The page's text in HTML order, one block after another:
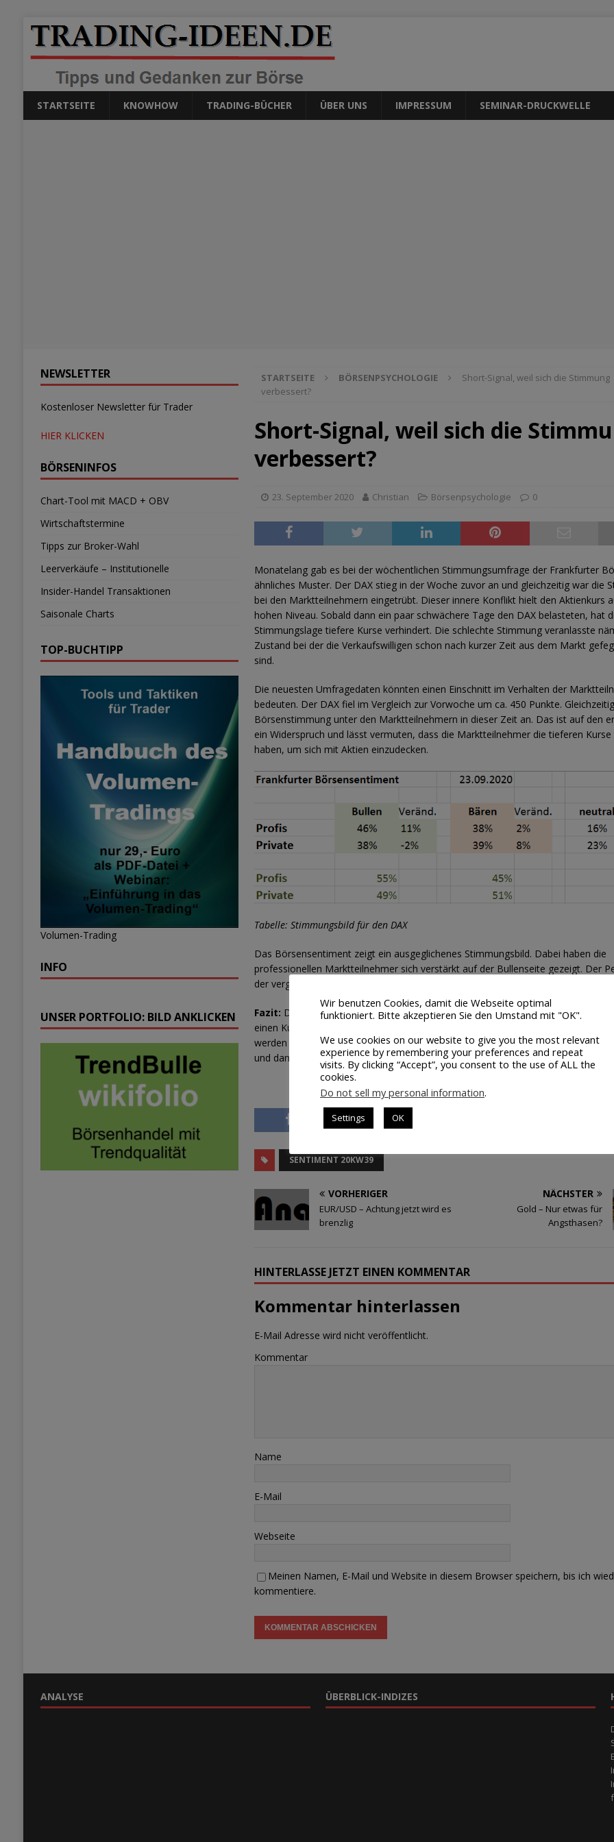
STARTSEITE KNOWHOW TRADING-BÜCHER ÜBER UNS IMPRESSUM SEMINAR-DRUCKWELLE
STARTSEITE BÖRSENPSYCHOLOGIE
Short-Signal, weil sich die Stimmung
verbessert?
Short-Signal, weil sich die
verbessert?
23. September 2020 Christian Börsenpsychologie 0
Monatelang gab es bei der wöchentlichen Stimmungsumfrage der Frankfurter
ähnliches Muster. Der DAX stieg in der Woche zuvor an und gleichzeitig war die
bei den Marktteilnehmern eingetrübt. Dieser innere Konflikt hielt den Aktienkurs
hohen Niveau. Sobald dann ein paar schwächere Tage den DAX belasteten, hat
Stimmungslage tiefere Kurse verhindert. Die schlechte Stimmung veranlasste
Zustand bei der die Verkaufswilligen schon nach kurzer Zeit aus dem Markt
sind.
Die neuesten Umfragedaten könnten einen Einschnitt im Verhalten der
bedeuten. Der DAX fiel im Vergleich zur Vorwoche um ca. 450 Punkte.
Börsenstimmung unter den Marktteilnehmern in dieser Zeit an. Das ist auf den
ein Widerspruch und lässt vermuten, dass die Marktteilnehmer die tieferen
haben, um sich mit Aktien einzudecken.
Tabelle: Stimmungsbild für den DAX
Das Börsensentiment zeigt ein ausgeglichenes Stimmungsbild. Dabei haben die
professionellen Marktteilnehmer sich verstärkt auf der Bullenseite gezeigt. Der
der vergangenen Monate gehört der Vergangenheit an.
Fazit: Das verbesserte Stimmungsbild führt dazu, dass der DAX in den nächsten
einen Kursrutsch erleben kann. Sobald der DAX wichtige Unterstützungen
werden die professionellen Marktteilnehmer ihre neuen Handelspositionen
und damit die Abwärtswelle verstärken.
SENTIMENT 20KW39
VORHERIGER
EUR/USD – Achtung jetzt wird es
brenzlig
NÄCHSTER
Gold – Nur etwas für
Angsthasen?
HINTERLASSE JETZT EINEN KOMMENTAR
Kommentar hinterlassen
E-Mail Adresse wird nicht veröffentlicht.
Kommentar
Name
E-Mail
Webseite
Meinen Namen, E-Mail und Website in diesem Browser speichern, bis ich
kommentiere.
NEWSLETTER
Kostenloser Newsletter für Trader
HIER KLICKEN
BÖRSENINFOS
Chart-Tool mit MACD + OBV
Wirtschaftstermine
Tipps zur Broker-Wahl
Leerverkäufe – Institutionelle
Insider-Handel Transaktionen
Saisonale Charts
TOP-BUCHTIPP
Volumen-Trading
INFO
UNSER PORTFOLIO: BILD ANKLICKEN
ANALYSE ÜBERBLICK-INDIZES
Wir benutzen Cookies, damit die Webseite optimal
funktioniert. Bitte akzeptieren Sie den Umstand mit "OK".
We use cookies on our website to give you the most relevant
experience by remembering your preferences and repeat
visits. By clicking “Accept”, you consent to the use of ALL the
cookies.
Do not sell my personal information.
Settings OK